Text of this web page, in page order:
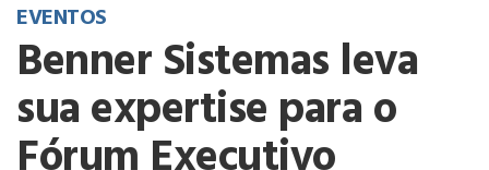
EVENTOS
Benner Sistemas leva
sua expertise para o